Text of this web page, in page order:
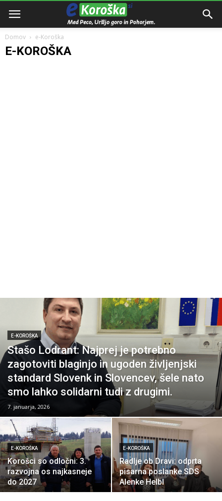
Domov e-Koroška
E-KOROŠKA
E-KOROŠKA
Stašo Lodrant: Najprej je potrebno
zagotoviti blaginjo in ugoden življenjski
standard Slovenk in Slovencev, šele nato
smo lahko solidarni tudi z drugimi.
7. januarja, 2026
E-KOROŠKA
Korošci so odločni: 3.
razvojna os najkasneje
do 2027
E-KOROŠKA
Radlje ob Dravi: odprta
pisarna poslanke SDS
Alenke Helbl